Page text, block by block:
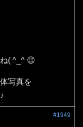
( ^_^ 😉
写真を
#1949